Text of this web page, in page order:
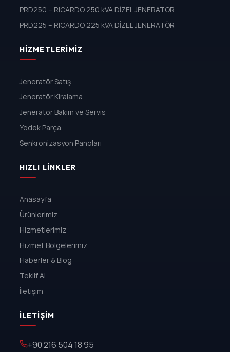
PRD250 – RICARDO 250 kVA DİZEL JENERATÖR
PRD225 – RICARDO 225 kVA DİZEL JENERATÖR
HIZMETLERIMIZ
Jeneratör Satış
Jeneratör Kiralama
Jeneratör Bakım ve Servis
Yedek Parça
Senkronizasyon Panoları
HIZLI LINKLER
Anasayfa
Ürünlerimiz
Hizmetlerimiz
Hizmet Bölgelerimiz
Haberler & Blog
Teklif Al
İletişim
İLETIŞIM
+90 216 504 18 95